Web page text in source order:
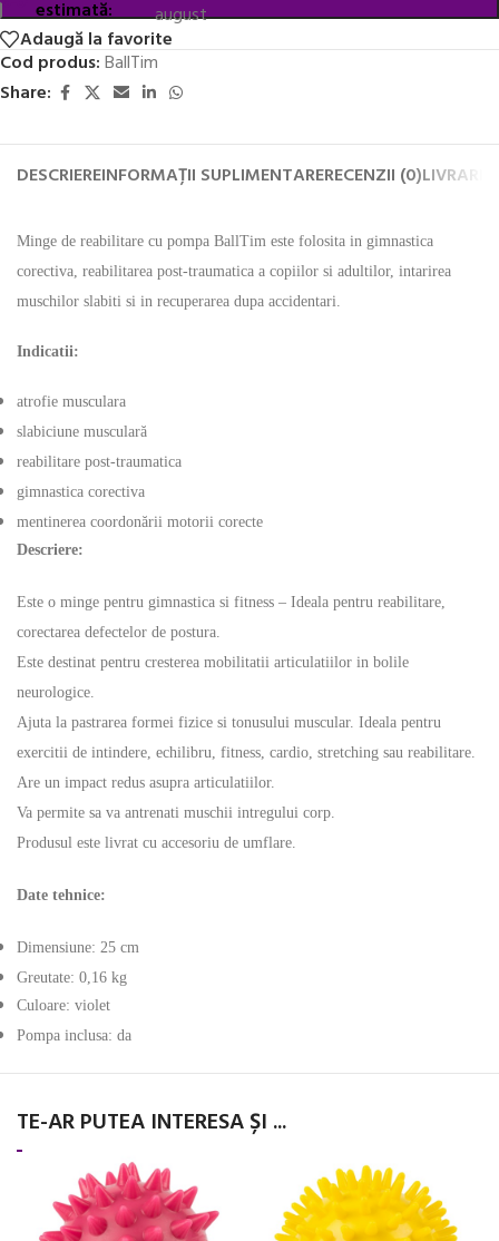
estimată:
august
Adaugă la favorite
Cod produs:BallTim
Share:
DESCRIEREINFORMAȚII SUPLIMENTARERECENZII (0)LIVRARE
Minge de reabilitare cu pompa BallTim este folosita in gimnastica
corectiva, reabilitarea post-traumatica a copiilor si adultilor, intarirea
muschilor slabiti si in recuperarea dupa accidentari.
Indicatii:
atrofie musculara
slabiciune musculară
reabilitare post-traumatica
gimnastica corectiva
mentinerea coordonării motorii corecte
Descriere:
Este o minge pentru gimnastica si fitness – Ideala pentru reabilitare,
corectarea defectelor de postura.
Este destinat pentru cresterea mobilitatii articulatiilor in bolile
neurologice.
Ajuta la pastrarea formei fizice si tonusului muscular. Ideala pentru
exercitii de intindere, echilibru, fitness, cardio, stretching sau reabilitare.
Are un impact redus asupra articulatiilor.
Va permite sa va antrenati muschii intregului corp.
Produsul este livrat cu accesoriu de umflare.
Date tehnice:
Dimensiune: 25 cm
Greutate: 0,16 kg
Culoare: violet
Pompa inclusa: da
TE-AR PUTEA INTERESA ȘI ...